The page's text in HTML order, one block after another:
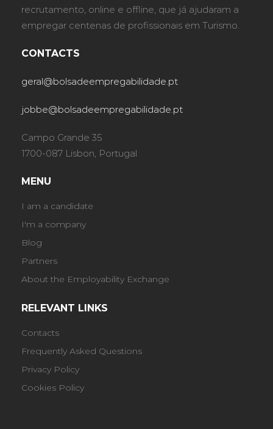
recrutamento, online e offline, que já ajudaram a
empregar centenas de profissionais em Turismo.
CONTACTS
geral@bolsadeempregabilidade.pt
jobbe@bolsadeempregabilidade.pt
Campo Grande 35
1700-087 Lisbon, Portugal
MENU
I am a candidate
I'm a company
Blog
Partners
About the Employability Exchange
RELEVANT LINKS
Contacts
Frequently Asked Questions
Privacy Policy
Cookies Policy